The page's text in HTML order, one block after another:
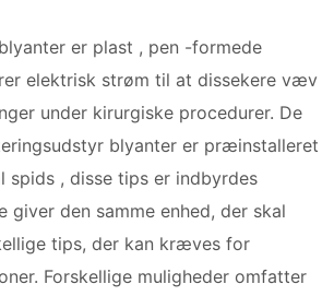
er plast , pen -formede
elektrisk strøm til at dissekere væv
under kirurgiske procedurer. De
blyanter er præinstalleret
spids , disse tips er indbyrdes
giver den samme enhed, der skal
tips, der kan kræves for
Forskellige muligheder omfatter